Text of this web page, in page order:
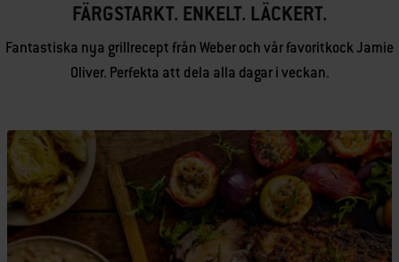
FÄRGSTARKT. ENKELT. LÄCKERT.
Fantastiska nya grillrecept från Weber och vår favoritkock Jamie
Oliver. Perfekta att dela alla dagar i veckan.